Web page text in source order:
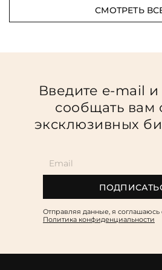
СМОТРЕТЬ
Введите e-mail
сообщать вам
эксклюзивных
Отправляя данные, я
Политика конфиденциальности